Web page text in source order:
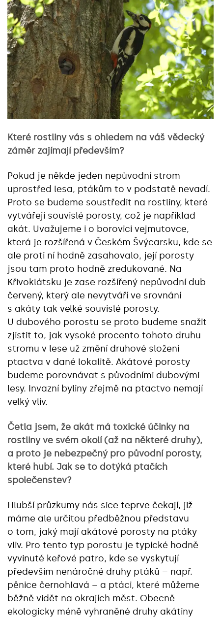
Které rostliny vás s ohledem na váš vědecký
záměr zajímají především?
Pokud je někde jeden nepůvodní strom
uprostřed lesa, ptákům to v podstatě nevadí.
Proto se budeme soustředit na rostliny, které
vytvářejí souvislé porosty, což je například
akát. Uvažujeme i o borovici vejmutovce,
která je rozšířená v Českém Švýcarsku, kde se
ale proti ní hodně zasahovalo, její porosty
jsou tam proto hodně zredukované. Na
Křivoklátsku je zase rozšířený nepůvodní dub
červený, který ale nevytváří ve srovnání
s akáty tak velké souvislé porosty.
U dubového porostu se proto budeme snažit
zjistit to, jak vysoké procento tohoto druhu
stromu v lese už změní druhové složení
ptactva v dané lokalitě. Akátové porosty
budeme porovnávat s původními dubovými
lesy. Invazní byliny zřejmě na ptactvo nemají
velký vliv.
Četla jsem, že akát má toxické účinky na
rostliny ve svém okolí (až na některé druhy),
a proto je nebezpečný pro původní porosty,
které hubí. Jak se to dotýká ptačích
společenstev?
Hlubší průzkumy nás sice teprve čekají, již
máme ale určitou předběžnou představu
o tom, jaký mají akátové porosty na ptáky
vliv. Pro tento typ porostu je typické hodně
vyvinuté keřové patro, kde se vyskytují
především nenáročné druhy ptáků – např.
pěnice černohlavá – a ptáci, které můžeme
běžně vidět na okrajích měst. Obecně
ekologicky méně vyhraněné druhy akátiny